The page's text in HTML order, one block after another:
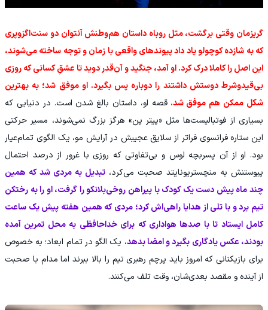
گریزمان وقتی برگشت، مثل روباه داستان هم‌وطنش آنتوان دو سنت‌اگزوپری
که به شازده کوچولو یاد داد پیوندهای واقعی با زمان و توجه ساخته می‌شوند،
این اصل را کاملا درک کرد. او آمد، جنگید و آن‌قدر دوید تا عشقِ کسانی که روزی
بی‌قیدوشرط دوستش داشتند را دوباره پس بگیرد. او موفق شد؛ به بهترین
شکل ممکن هم موفق شد.قصه او، داستان بالغ شدن است. در دنیایی که
بسیاری از فوتبالیست‌ها مثل «پیتر پن» هرگز بزرگ نمی‌شوند، مسیر حرکتی
این ستاره فرانسوی فراتر از سلایق عجیبش در آرایش مو، یک الگوی تمام‌عیار
بود. او از آن پسربچه لوس و بی‌تفاوتی که روزی با غرور از درصد احتمال
پیوستنش به منچستریونایتد صحبت می‌کرد، تبدیل به مردی شد که همین
چند ماه پیش دست یک کودک با پیراهن روخی‌بلانکو را گرفت، او را به رختکن
تیم برد و با تلی از هدایا راهی‌اش کرد؛ مردی که همین هفته پیش یک ساعت
کامل ایستاد تا با صدها هواداری که برای خداحافظی به محل تمرین آمده
بودند، عکس یادگاری بگیرد و امضا بدهد. یک الگو در تمام ابعاد؛ به خصوص
برای بازیکنانی که امروز باید پرچم رهبری تیم را بالا ببرند اما مدام با صحبت
از آینده و مقصد بعدی‌شان، وقت تلف می‌کنند.